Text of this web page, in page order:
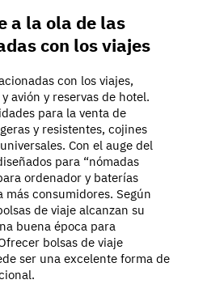
a la ola de las
con los viajes
con los viajes,
avión y reservas de hotel.
para la venta de
y resistentes, cojines
Con el auge del
para “nómadas
ordenador y baterías
más consumidores. Según
de viaje alcanzan su
buena época para
bolsas de viaje
ser una excelente forma de